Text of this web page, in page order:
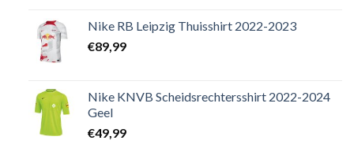
Nike RB Leipzig Thuisshirt 2022-2023
€89,99
Nike KNVB Scheidsrechtersshirt 2022-2024
Geel
€49,99